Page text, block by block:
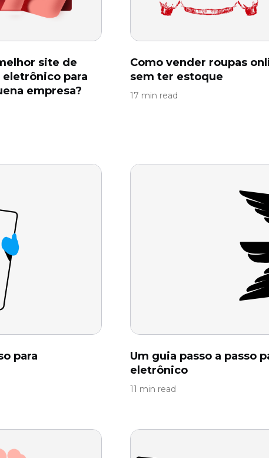
site de
para
empresa?
Como vender roupas
sem ter estoque
17 min read
para
Um guia passo a passo
eletrônico
11 min read